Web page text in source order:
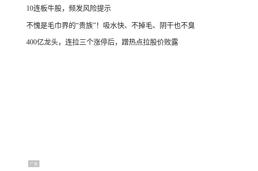
10连板牛股，频发风险提示
不愧是毛巾界的“贵族”！吸水快、不掉毛、阴干也不臭
400亿龙头，连拉三个涨停后，蹭热点拉股价败露